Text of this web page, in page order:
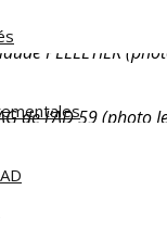
PELLETIER
de l’AD 59 (photo
à l’AG (photo